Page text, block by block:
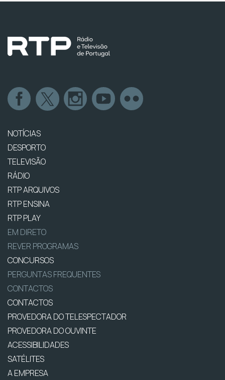
NOTÍCIAS
DESPORTO
TELEVISÃO
RÁDIO
RTP ARQUIVOS
RTP ENSINA
RTP PLAY
EM DIRETO
REVER PROGRAMAS
CONCURSOS
PERGUNTAS FREQUENTES
CONTACTOS
CONTACTOS
PROVEDORA DO TELESPECTADOR
PROVEDORA DO OUVINTE
ACESSIBILIDADES
SATÉLITES
A EMPRESA